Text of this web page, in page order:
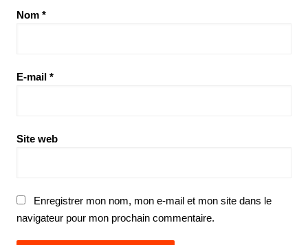
Nom *
E-mail *
Site web
Enregistrer mon nom, mon e-mail et mon site dans le
navigateur pour mon prochain commentaire.